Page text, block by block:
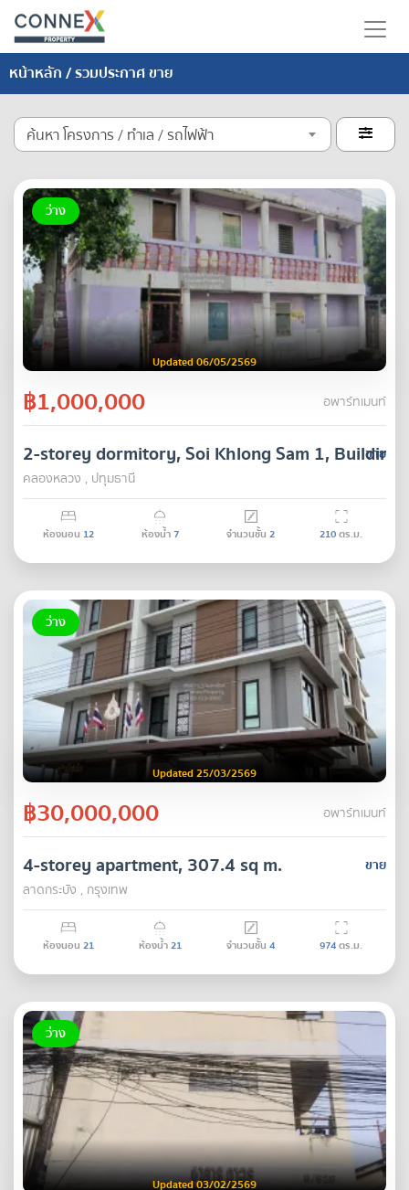
หน้าหลัก/ รวมประกาศ ขาย
ค้นหา โครงการ / ทำเล / รถไฟฟ้า 
ว่าง
Updated 06/05/2569
฿1,000,000 อพาร์ทเมนท์
ขาย
2-storey dormitory, Soi Khlong Sam 1, Building
คลองหลวง , ปทุมธานี
ห้องนอน 12 ห้องน้ำ7 จำนวนชั้น 2 210ตร.ม.
ว่าง
Updated 25/03/2569
฿30,000,000 อพาร์ทเมนท์
ขาย
4-storey apartment, 307.4 sq m.
ลาดกระบัง , กรุงเทพ
ห้องนอน 21 ห้องน้ำ21 จำนวนชั้น 4 974ตร.ม.
ว่าง
Updated 03/02/2569